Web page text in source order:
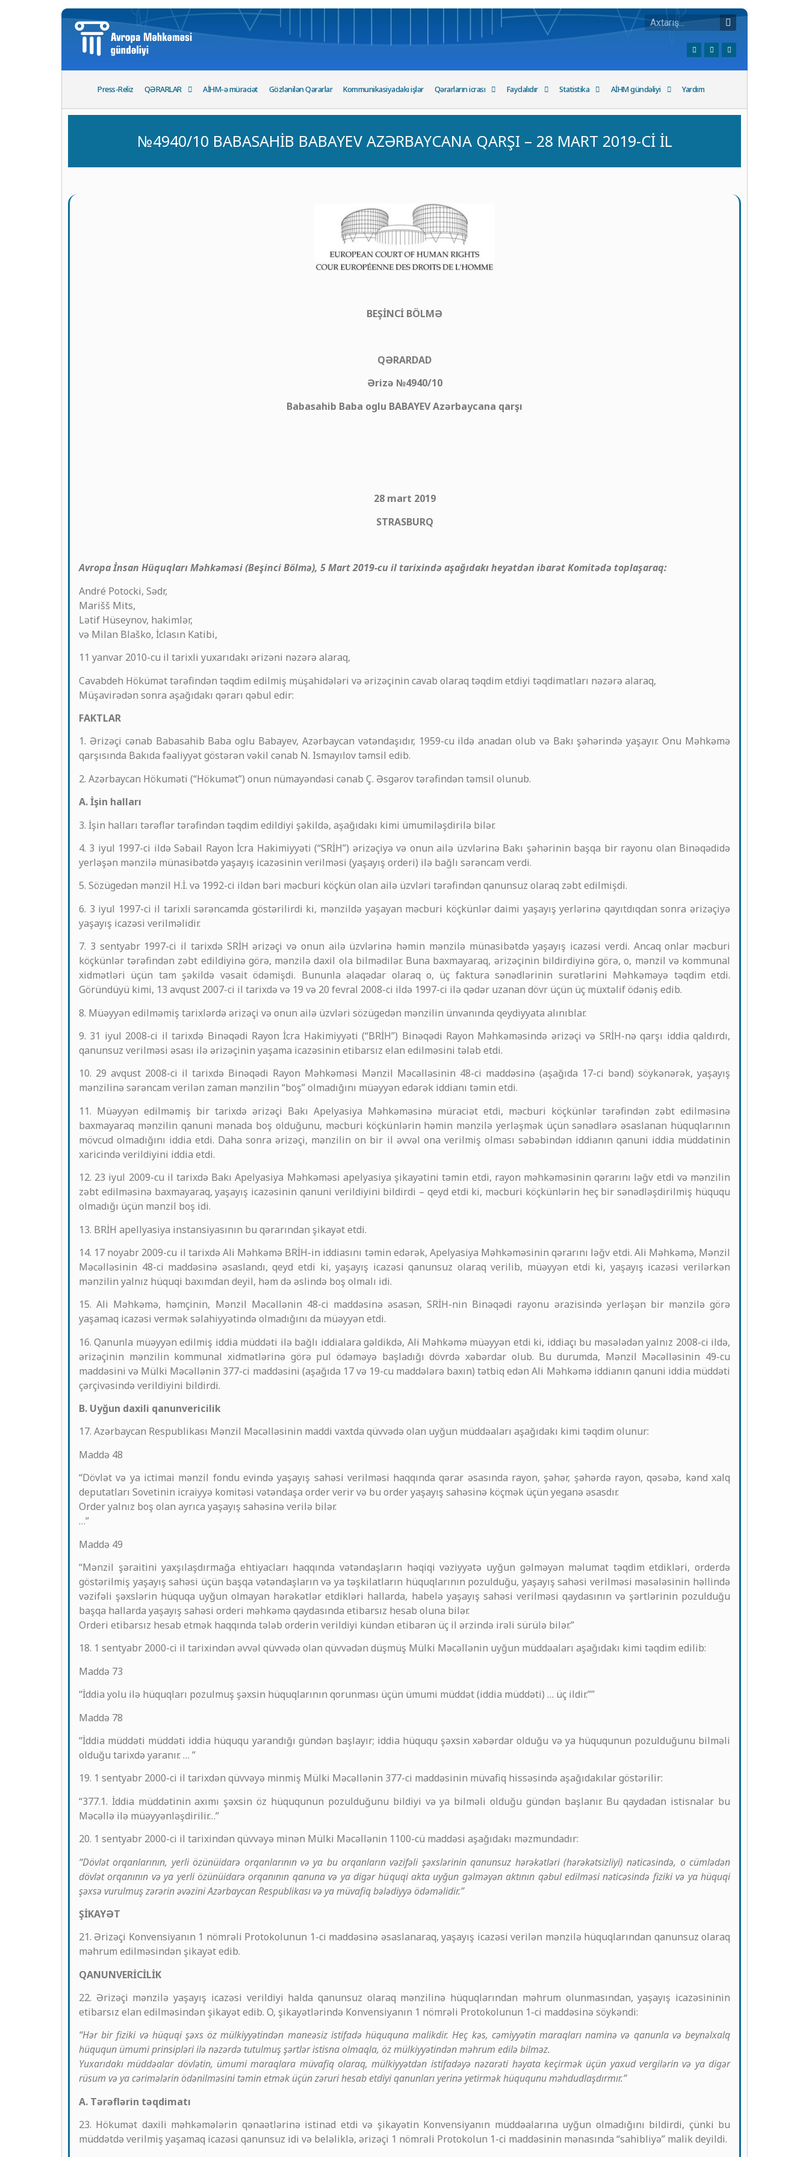
Press-Reliz QƏRARLAR AİHM-ə müraciət Gözlənilən Qərarlar Kommunikasiyadakı işlər Qərarların icrası Faydalıdır Statistika AİHM gündəliyi Yardım
№4940/10 BABASAHİB BABAYEV AZƏRBAYCANA QARŞI – 28 MART 2019-Cİ İL
BEŞİNCİ BÖLMƏ
QƏRARDAD
Ərizə №4940/10
Babasahib Baba oglu BABAYEV Azərbaycana qarşı
28 mart 2019
STRASBURQ
Avropa İnsan Hüquqları Məhkəməsi (Beşinci Bölmə), 5 Mart 2019-cu il tarixində aşağıdakı heyətdən ibarət Komitədə toplaşaraq:
André Potocki, Sədr,
Marišš Mits,
Lətif Hüseynov, hakimlər,
və Milan Blaško, İclasın Katibi,
11 yanvar 2010-cu il tarixli yuxarıdakı ərizəni nəzərə alaraq,
Cavabdeh Hökümət tərəfindən təqdim edilmiş müşahidələri və ərizəçinin cavab olaraq təqdim etdiyi təqdimatları nəzərə alaraq,
Müşavirədən sonra aşağıdakı qərarı qəbul edir:
FAKTLAR
1. Ərizəçi cənab Babasahib Baba oglu Babayev, Azərbaycan vətəndaşıdır, 1959-cu ildə anadan olub və Bakı şəhərində yaşayır. Onu Məhkəmə
qarşısında Bakıda fəaliyyət göstərən vəkil cənab N. Ismayılov təmsil edib.
2. Azərbaycan Hökuməti (“Hökumət”) onun nümayəndəsi cənab Ç. Əsgərov tərəfindən təmsil olunub.
A. İşin halları
3. İşin halları tərəflər tərəfindən təqdim edildiyi şəkildə, aşağıdakı kimi ümumiləşdirilə bilər.
4. 3 iyul 1997-ci ildə Səbail Rayon İcra Hakimiyyəti (“SRİH”) ərizəçiyə və onun ailə üzvlərinə Bakı şəhərinin başqa bir rayonu olan Binəqədidə
yerləşən mənzilə münasibətdə yaşayış icazəsinin verilməsi (yaşayış orderi) ilə bağlı sərəncam verdi.
5. Sözügedən mənzil H.İ. və 1992-ci ildən bəri məcburi köçkün olan ailə üzvləri tərəfindən qanunsuz olaraq zəbt edilmişdi.
6. 3 iyul 1997-ci il tarixli sərəncamda göstərilirdi ki, mənzildə yaşayan məcburi köçkünlər daimi yaşayış yerlərinə qayıtdıqdan sonra ərizəçiyə
yaşayış icazəsi verilməlidir.
7. 3 sentyabr 1997-ci il tarixdə SRİH ərizəçi və onun ailə üzvlərinə həmin mənzilə münasibətdə yaşayış icazəsi verdi. Ancaq onlar məcburi
köçkünlər tərəfindən zəbt edildiyinə görə, mənzilə daxil ola bilmədilər. Buna baxmayaraq, ərizəçinin bildirdiyinə görə, o, mənzil və kommunal
xidmətləri üçün tam şəkildə vəsait ödəmişdi. Bununla əlaqədar olaraq o, üç faktura sənədlərinin surətlərini Məhkəməyə təqdim etdi.
Göründüyü kimi, 13 avqust 2007-ci il tarixdə və 19 və 20 fevral 2008-ci ildə 1997-ci ilə qədər uzanan dövr üçün üç müxtəlif ödəniş edib.
8. Müəyyən edilməmiş tarixlərdə ərizəçi və onun ailə üzvləri sözügedən mənzilin ünvanında qeydiyyata alınıblar.
9. 31 iyul 2008-ci il tarixdə Binəqədi Rayon İcra Hakimiyyəti (“BRİH”) Binəqədi Rayon Məhkəməsində ərizəçi və SRİH-nə qarşı iddia qaldırdı,
qanunsuz verilməsi əsası ilə ərizəçinin yaşama icazəsinin etibarsız elan edilməsini tələb etdi.
10. 29 avqust 2008-ci il tarixdə Binəqədi Rayon Məhkəməsi Mənzil Məcəlləsinin 48-ci maddəsinə (aşağıda 17-ci bənd) söykənərək, yaşayış
mənzilinə sərəncam verilən zaman mənzilin “boş” olmadığını müəyyən edərək iddianı təmin etdi.
11. Müəyyən edilməmiş bir tarixdə ərizəçi Bakı Apelyasiya Məhkəməsinə müraciət etdi, məcburi köçkünlər tərəfindən zəbt edilməsinə
baxmayaraq mənzilin qanuni mənada boş olduğunu, məcburi köçkünlərin həmin mənzilə yerləşmək üçün sənədlərə əsaslanan hüquqlarının
mövcud olmadığını iddia etdi. Daha sonra ərizəçi, mənzilin on bir il əvvəl ona verilmiş olması səbəbindən iddianın qanuni iddia müddətinin
xaricində verildiyini iddia etdi.
12. 23 iyul 2009-cu il tarixdə Bakı Apelyasiya Məhkəməsi apelyasiya şikayətini təmin etdi, rayon məhkəməsinin qərarını ləğv etdi və mənzilin
zəbt edilməsinə baxmayaraq, yaşayış icazəsinin qanuni verildiyini bildirdi – qeyd etdi ki, məcburi köçkünlərin heç bir sənədləşdirilmiş hüququ
olmadığı üçün mənzil boş idi.
13. BRİH apellyasiya instansiyasının bu qərarından şikayət etdi.
14. 17 noyabr 2009-cu il tarixdə Ali Məhkəmə BRİH-in iddiasını təmin edərək, Apelyasiya Məhkəməsinin qərarını ləğv etdi. Ali Məhkəmə, Mənzil
Məcəlləsinin 48-ci maddəsinə əsaslandı, qeyd etdi ki, yaşayış icazəsi qanunsuz olaraq verilib, müəyyən etdi ki, yaşayış icazəsi verilərkən
mənzilin yalnız hüquqi baxımdan deyil, həm də əslində boş olmalı idi.
15. Ali Məhkəmə, həmçinin, Mənzil Məcəllənin 48-ci maddəsinə əsasən, SRİH-nin Binəqədi rayonu ərazisində yerləşən bir mənzilə görə
yaşamaq icazəsi vermək səlahiyyətində olmadığını da müəyyən etdi.
16. Qanunla müəyyən edilmiş iddia müddəti ilə bağlı iddialara gəldikdə, Ali Məhkəmə müəyyən etdi ki, iddiaçı bu məsələdən yalnız 2008-ci ildə,
ərizəçinin mənzilin kommunal xidmətlərinə görə pul ödəməyə başladığı dövrdə xəbərdar olub. Bu durumda, Mənzil Məcəlləsinin 49-cu
maddəsini və Mülki Məcəllənin 377-ci maddəsini (aşağıda 17 və 19-cu maddələrə baxın) tətbiq edən Ali Məhkəmə iddianın qanuni iddia müddəti
çərçivəsində verildiyini bildirdi.
B. Uyğun daxili qanunvericilik
17. Azərbaycan Respublikası Mənzil Məcəlləsinin maddi vaxtda qüvvədə olan uyğun müddəaları aşağıdakı kimi təqdim olunur:
Maddə 48
“Dövlət və ya ictimai mənzil fondu evində yaşayış sahəsi verilməsi haqqında qərar əsasında rayon, şəhər, şəhərdə rayon, qəsəbə, kənd xalq
deputatları Sovetinin icraiyyə komitəsi vətəndaşa order verir və bu order yaşayış sahəsinə köçmək üçün yeganə əsasdır.
Order yalnız boş olan ayrıca yaşayış sahəsinə verilə bilər.
…”
Maddə 49
“Mənzil şəraitini yaxşılaşdırmağa ehtiyacları haqqında vətəndaşların həqiqi vəziyyətə uyğun gəlməyən məlumat təqdim etdikləri, orderdə
göstərilmiş yaşayış sahəsi üçün başqa vətəndaşların və ya təşkilatların hüquqlarının pozulduğu, yaşayış sahəsi verilməsi məsələsinin həllində
vəzifəli şəxslərin hüquqa uyğun olmayan hərəkətlər etdikləri hallarda, habelə yaşayış sahəsi verilməsi qaydasının və şərtlərinin pozulduğu
başqa hallarda yaşayış sahəsi orderi məhkəmə qaydasında etibarsız hesab oluna bilər.
Orderi etibarsız hesab etmək haqqında tələb orderin verildiyi kündən etibarən üç il ərzində irəli sürülə bilər.”
18. 1 sentyabr 2000-ci il tarixindən əvvəl qüvvədə olan qüvvədən düşmüş Mülki Məcəllənin uyğun müddəaları aşağıdakı kimi təqdim edilib:
Maddə 73
“İddia yolu ilə hüquqları pozulmuş şəxsin hüquqlarının qorunması üçün ümumi müddət (iddia müddəti) … üç ildir.””
Maddə 78
“İddia müddəti müddəti iddia hüququ yarandığı gündən başlayır; iddia hüququ şəxsin xəbərdar olduğu və ya hüququnun pozulduğunu bilməli
olduğu tarixdə yaranır. … ”
19. 1 sentyabr 2000-ci il tarixdən qüvvəyə minmiş Mülki Məcəllənin 377-ci maddəsinin müvafiq hissəsində aşağıdakılar göstərilir:
“377.1. İddia müddətinin axımı şəxsin öz hüququnun pozulduğunu bildiyi və ya bilməli olduğu gündən başlanır. Bu qaydadan istisnalar bu
Məcəllə ilə müəyyənləşdirilir…”
20. 1 sentyabr 2000-ci il tarixindən qüvvəyə minən Mülki Məcəllənin 1100-cü maddəsi aşağıdakı məzmundadır:
“Dövlət orqanlarının, yerli özünüidarə orqanlarının və ya bu orqanların vəzifəli şəxslərinin qanunsuz hərəkətləri (hərəkətsizliyi) nəticəsində, o cümlədən
dövlət orqanının və ya yerli özünüidarə orqanının qanuna və ya digər hüquqi akta uyğun gəlməyən aktının qəbul edilməsi nəticəsində fiziki və ya hüquqi
şəxsə vurulmuş zərərin əvəzini Azərbaycan Respublikası və ya müvafiq bələdiyyə ödəməlidir.”
ŞİKAYƏT
21. Ərizəçi Konvensiyanın 1 nömrəli Protokolunun 1-ci maddəsinə əsaslanaraq, yaşayış icazəsi verilən mənzilə hüquqlarından qanunsuz olaraq
məhrum edilməsindən şikayət edib.
QANUNVERİCİLİK
22. Ərizəçi mənzilə yaşayış icazəsi verildiyi halda qanunsuz olaraq mənzilinə hüquqlarından məhrum olunmasından, yaşayış icazəsininin
etibarsız elan edilməsindən şikayət edib. O, şikayətlərində Konvensiyanın 1 nömrəli Protokolunun 1-ci maddəsinə söykəndi:
“Hər bir fiziki və hüquqi şəxs öz mülkiyyətindən maneəsiz istifadə hüququna malikdir. Heç kəs, cəmiyyətin maraqları naminə və qanunla və beynəlxalq
hüququn ümumi prinsipləri ilə nəzərdə tutulmuş şərtlər istisna olmaqla, öz mülkiyyətindən məhrum edilə bilməz.
Yuxarıdakı müddəalar dövlətin, ümumi maraqlara müvafiq olaraq, mülkiyyətdən istifadəyə nəzarəti həyata keçirmək üçün yaxud vergilərin və ya digər
rüsum və ya cərimələrin ödənilməsini təmin etmək üçün zəruri hesab etdiyi qanunları yerinə yetirmək hüququnu məhdudlaşdırmır.”
A. Tərəflərin təqdimatı
23. Hökumət daxili məhkəmələrin qənaətlərinə istinad etdi və şikayətin Konvensiyanın müddəalarına uyğun olmadığını bildirdi, çünki bu
müddətdə verilmiş yaşamaq icazəsi qanunsuz idi və beləliklə, ərizəçi 1 nömrəli Protokolun 1-ci maddəsinin mənasında “sahibliyə” malik deyildi.